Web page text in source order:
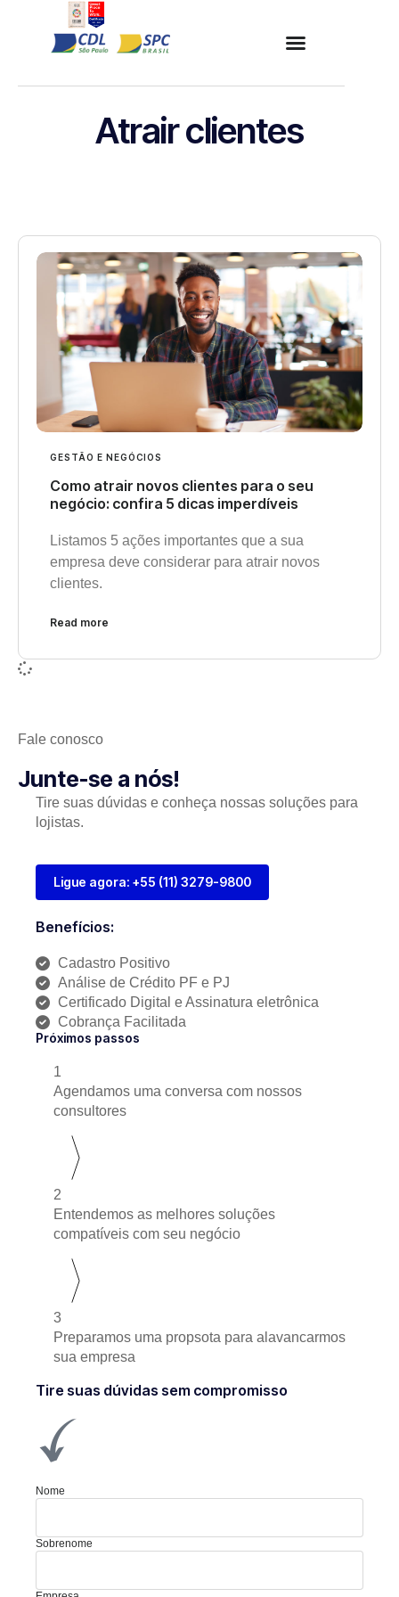
Atrair clientes
GESTÃO E NEGÓCIOS
Como atrair novos clientes para o seu
negócio: confira 5 dicas imperdíveis
Listamos 5 ações importantes que a sua
empresa deve considerar para atrair novos
clientes.
Read more
Fale conosco
Junte-se a nós!
Tire suas dúvidas e conheça nossas soluções para
lojistas.
Ligue agora: +55 (11) 3279-9800
Benefícios:
Cadastro Positivo
Análise de Crédito PF e PJ
Certificado Digital e Assinatura eletrônica
Cobrança Facilitada
Próximos passos
1
Agendamos uma conversa com nossos
consultores
2
Entendemos as melhores soluções
compatíveis com seu negócio
3
Preparamos uma propsota para alavancarmos
sua empresa
Tire suas dúvidas sem compromisso
Nome
Sobrenome